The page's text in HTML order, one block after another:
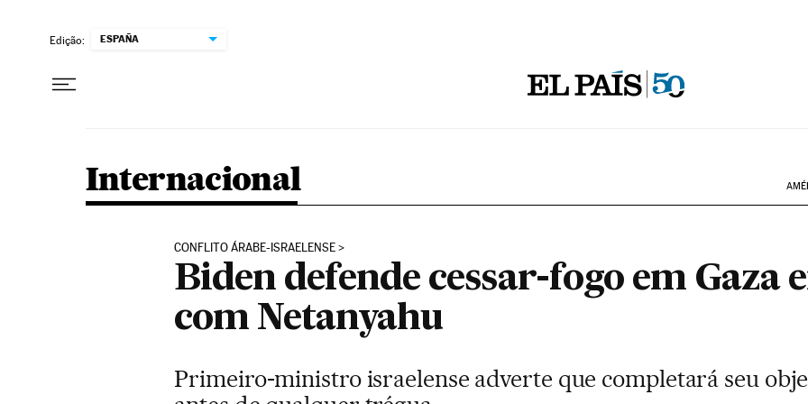
Edição: ESPAÑA
Internacional
CONFLITO ÁRABE-ISRAELENSE
Biden defende cessar-fogo em Gaza
com Netanyahu
Primeiro-ministro israelense adverte que completará seu